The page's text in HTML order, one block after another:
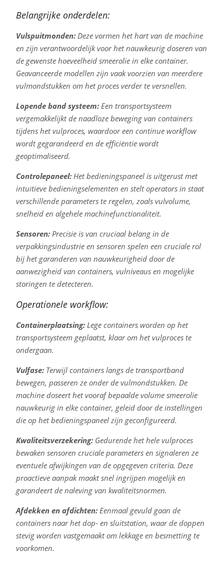
Belangrijke onderdelen:
Vulspuitmonden:Deze vormen het hart van de machine
en zijn verantwoordelijk voor het nauwkeurig doseren van
de gewenste hoeveelheid smeerolie in elke container.
Geavanceerde modellen zijn vaak voorzien van meerdere
vulmondstukken om het proces verder te versnellen.
Lopende band systeem:Een transportsysteem
vergemakkelijkt de naadloze beweging van containers
tijdens het vulproces, waardoor een continue workflow
wordt gegarandeerd en de efficiëntie wordt
geoptimaliseerd.
Controlepaneel:Het bedieningspaneel is uitgerust met
intuïtieve bedieningselementen en stelt operators in staat
verschillende parameters te regelen, zoals vulvolume,
snelheid en algehele machinefunctionaliteit.
Sensoren:Precisie is van cruciaal belang in de
verpakkingsindustrie en sensoren spelen een cruciale rol
bij het garanderen van nauwkeurigheid door de
aanwezigheid van containers, vulniveaus en mogelijke
storingen te detecteren.
Operationele workflow:
Containerplaatsing:Lege containers worden op het
transportsysteem geplaatst, klaar om het vulproces te
ondergaan.
Vulfase:Terwijl containers langs de transportband
bewegen, passeren ze onder de vulmondstukken. De
machine doseert het vooraf bepaalde volume smeerolie
nauwkeurig in elke container, geleid door de instellingen
die op het bedieningspaneel zijn geconfigureerd.
Kwaliteitsverzekering:Gedurende het hele vulproces
bewaken sensoren cruciale parameters en signaleren ze
eventuele afwijkingen van de opgegeven criteria. Deze
proactieve aanpak maakt snel ingrijpen mogelijk en
garandeert de naleving van kwaliteitsnormen.
Afdekken en afdichten:Eenmaal gevuld gaan de
containers naar het dop- en sluitstation, waar de doppen
stevig worden vastgemaakt om lekkage en besmetting te
voorkomen.